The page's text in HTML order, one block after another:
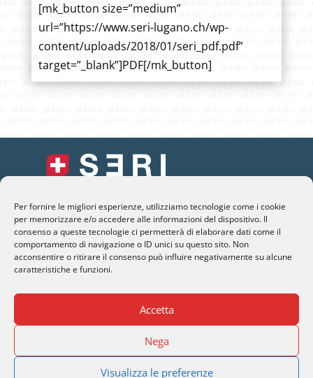
Per fornire le migliori esperienze, utilizziamo tecnologie come i cookie
per memorizzare e/o accedere alle informazioni del dispositivo. Il
consenso a queste tecnologie ci permetterà di elaborare dati come il
comportamento di navigazione o ID unici su questo sito. Non
acconsentire o ritirare il consenso può influire negativamente su alcune
caratteristiche e funzioni.
Accetta
Nega
Visualizza le preferenze
[mk_button size=”medium”
url=”https://www.seri-lugano.ch/wp-
content/uploads/2018/01/seri_pdf.pdf”
target=”_blank”]PDF[/mk_button]
SERI Lugano
Palazzo Mantegazza (9° Piano)
CH-6900 Lugano – Paradiso
T+39 02 8715 90 82